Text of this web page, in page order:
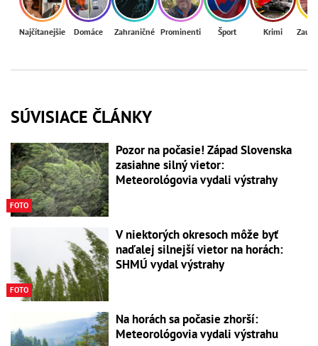
Najčítanejšie Domáce Zahraničné Prominenti Šport Krimi
SÚVISIACE ČLÁNKY
FOTO
Pozor na počasie! Západ Slovenska
zasiahne silný vietor:
Meteorológovia vydali výstrahy
FOTO
V niektorých okresoch môže byť
naďalej silnejší vietor na horách:
SHMÚ vydal výstrahy
Na horách sa počasie zhorší:
Meteorológovia vydali výstrahu